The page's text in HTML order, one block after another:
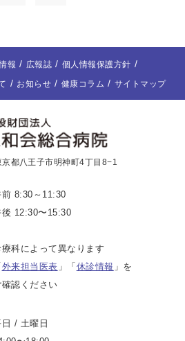
報 広報誌
個人情報保護方針
お知らせ 健康コラム サイトマップ
都八王子市明神町4丁目8−1
前 8:30～11:30
後 12:30〜15:30
療科によって異なります
外来担当医表 」「 休診情報 」を
確認ください
日 / 土曜日